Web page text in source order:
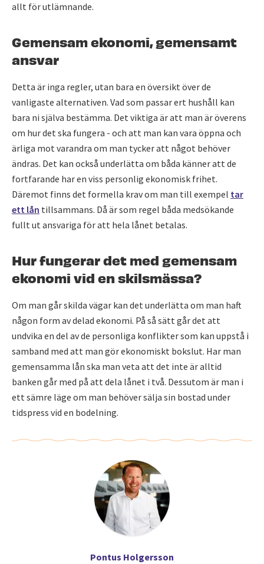
allt för utlämnande.
Gemensam ekonomi, gemensamt
ansvar
Detta är inga regler, utan bara en översikt över de
vanligaste alternativen. Vad som passar ert hushåll kan
bara ni själva bestämma. Det viktiga är att man är överens
om hur det ska fungera - och att man kan vara öppna och
ärliga mot varandra om man tycker att något behöver
ändras. Det kan också underlätta om båda känner att de
fortfarande har en viss personlig ekonomisk frihet.
Däremot finns det formella krav om man till exempel tar
ett lån tillsammans. Då är som regel båda medsökande
fullt ut ansvariga för att hela lånet betalas.
Hur fungerar det med gemensam
ekonomi vid en skilsmässa?
Om man går skilda vägar kan det underlätta om man haft
någon form av delad ekonomi. På så sätt går det att
undvika en del av de personliga konflikter som kan uppstå i
samband med att man gör ekonomiskt bokslut. Har man
gemensamma lån ska man veta att det inte är alltid
banken går med på att dela lånet i två. Dessutom är man i
ett sämre läge om man behöver sälja sin bostad under
tidspress vid en bodelning.
Pontus Holgersson